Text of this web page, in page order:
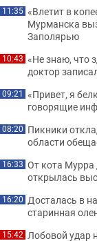
11:35 «Влетит в
Мурманска
Заполярью
10:43 «Не знаю, что
доктор
09:21 «Привет, я
говорящие
08:20 Пикники
области
16:33 От кота Мурра
открылась
16:20 Досталась в
старинная
15:42 Лобовой удар